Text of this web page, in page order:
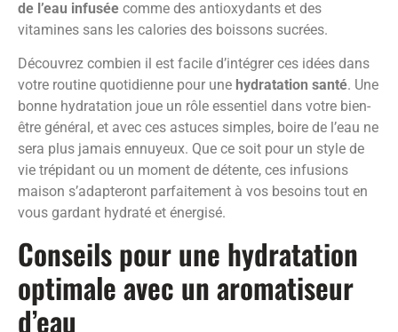
de l’eau infusée comme des antioxydants et des
vitamines sans les calories des boissons sucrées.
Découvrez combien il est facile d’intégrer ces idées dans
votre routine quotidienne pour une hydratation santé. Une
bonne hydratation joue un rôle essentiel dans votre bien-
être général, et avec ces astuces simples, boire de l’eau ne
sera plus jamais ennuyeux. Que ce soit pour un style de
vie trépidant ou un moment de détente, ces infusions
maison s’adapteront parfaitement à vos besoins tout en
vous gardant hydraté et énergisé.
Conseils pour une hydratation
optimale avec un aromatiseur
d’eau